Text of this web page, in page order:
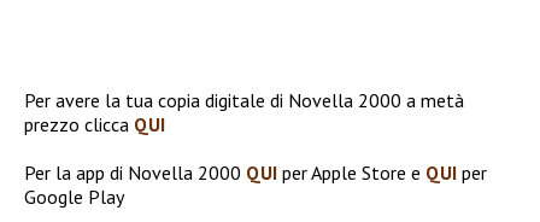
Per avere la tua copia digitale di Novella 2000 a metà
prezzo clicca QUI
Per la app di Novella 2000 QUI per Apple Store e QUI per
Google Play